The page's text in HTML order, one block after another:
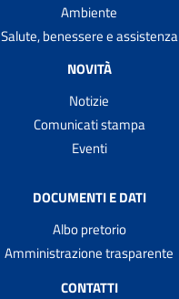
Ambiente
Salute, benessere e assistenza
NOVITÀ
Notizie
Comunicati stampa
Eventi
DOCUMENTI E DATI
Albo pretorio
Amministrazione trasparente
CONTATTI